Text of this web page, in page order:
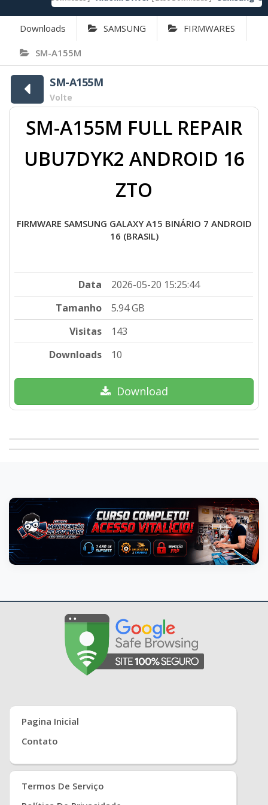
Downloads SAMSUNG FIRMWARES
SM-A155M
SM-A155M
Volte
SM-A155M FULL REPAIR
UBU7DYK2 ANDROID 16
ZTO
FIRMWARE SAMSUNG GALAXY A15 BINÁRIO 7 ANDROID
16 (BRASIL)
Data
2026-05-20 15:25:44
Tamanho
5.94 GB
Visitas
143
Downloads
10
Download
Pagina Inicial
Contato
Termos De Serviço